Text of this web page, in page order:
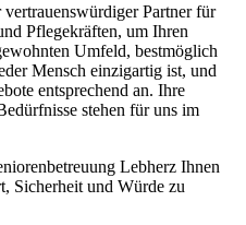
Partner für
Pflegekräften, um Ihren
Umfeld, bestmöglich
Mensch einzigartig ist, und
entsprechend an. Ihre
stehen für uns im
Lebherz Ihnen
Sicherheit und Würde zu